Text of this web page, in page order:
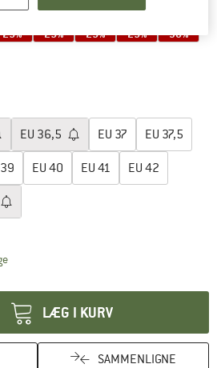
25% 25% 25% 25% 30%
EU 36,5 EU 37 EU 37,5
39 EU 40 EU 41 EU 42
Linket åbnes i en infoboks og indeholder
LÆG I KURV
SAMMENLIGNE